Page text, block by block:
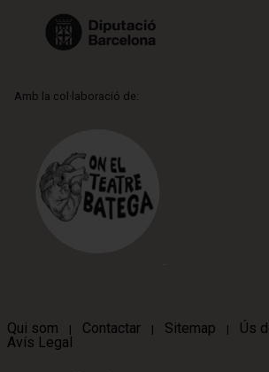
Amb la col·laboració de:
Qui som | Contactar | Sitemap | Ús
Avís Legal